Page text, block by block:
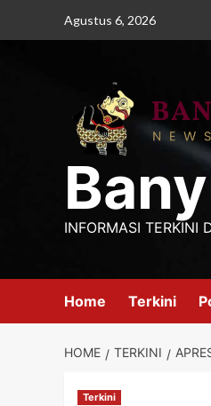
Agustus 6, 2026
INFORMASI TERKINI
Home Terkini
HOME TERKINI
Terkini